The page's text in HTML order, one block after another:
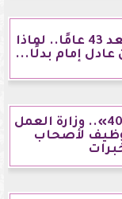
فيلم الحريف بعد 43 عامًا.. لماذا
عادل إمام بدلًا...
مبادرة «فوق الـ40».. وزارة العمل
لأصحاب